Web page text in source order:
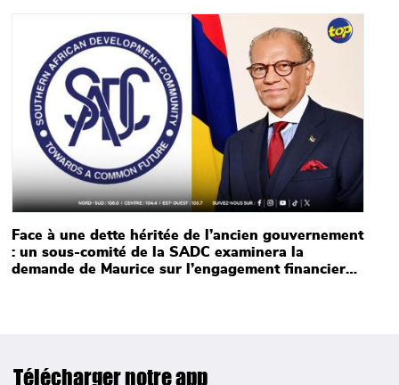
Face à une dette héritée de l’ancien gouvernement
: un sous-comité de la SADC examinera la
demande de Maurice sur l’engagement financier
Télécharger notre app